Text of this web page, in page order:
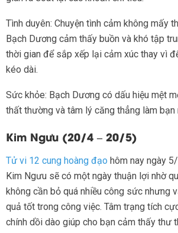
Tình duyên: Chuyện tình cảm không mấy
Bạch Dương cảm thấy buồn và khó tập
thời gian để sắp xếp lại cảm xúc thay vì
kéo dài.
Sức khỏe: Bạch Dương có dấu hiệu mệt
thất thường và tâm lý căng thẳng làm bạn
Kim Ngưu (20/4 – 20/5)
Tử vi 12 cung hoàng đạo hôm nay ngày
Kim Ngưu sẽ có một ngày thuận lợi nhờ
không cần bỏ quá nhiều công sức nhưng
quả tốt trong công việc. Tâm trạng tích
chính dồi dào giúp cho bạn cảm thấy thư